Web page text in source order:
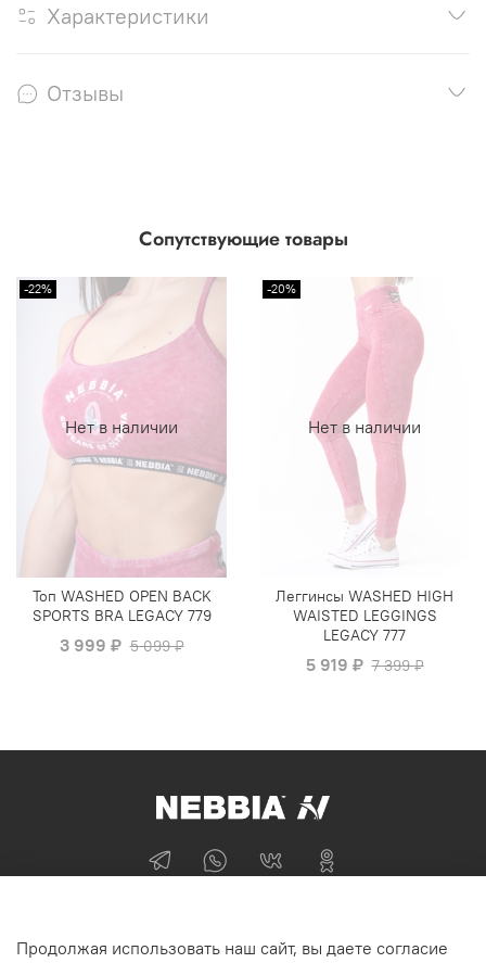
Характеристики
Отзывы
Сопутствующие товары
Нет в наличии
-22%
Топ WASHED OPEN BACK
SPORTS BRA LEGACY 779
3 999 ₽ 5 099 ₽
Нет в наличии
-20%
Леггинсы WASHED HIGH
WAISTED LEGGINGS
LEGACY 777
5 919 ₽ 7 399 ₽
+74955870705
Продолжая использовать наш сайт, вы даете согласие